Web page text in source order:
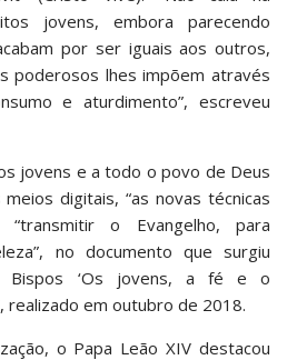
jovens, embora parecendo
por ser iguais aos outros,
poderosos lhes impõem através
e aturdimento”, escreveu
jovens e a todo o povo de Deus
digitais, “as novas técnicas
“transmitir o Evangelho, para
no documento que surgiu
Bispos ‘Os jovens, a fé e o
realizado em outubro de 2018.
o Papa Leão XIV destacou